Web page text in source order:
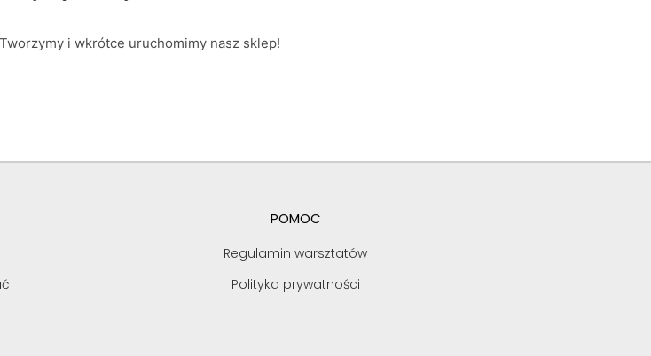
i wkrótce uruchomimy nasz sklep!
POMOC
Regulamin warsztatów
Polityka prywatności